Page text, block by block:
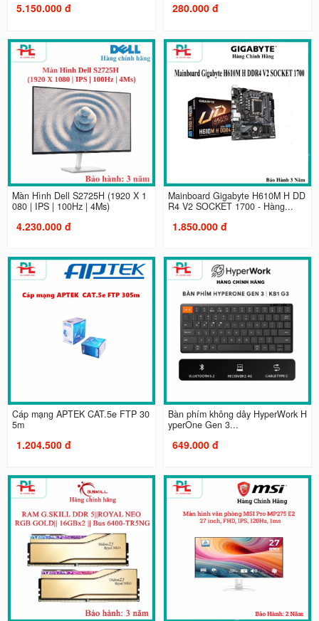
5.150.000 đ 280.000 đ
Màn Hình Dell S2725H (1920 X 1
080 | IPS | 100Hz | 4Ms)
4.230.000 đ
Mainboard Gigabyte H610M H DD
R4 V2 SOCKET 1700 - Hàng...
1.850.000 đ
Cáp mạng APTEK CAT.5e FTP 30
5m
1.204.500 đ
Bàn phím không dây HyperWork H
yperOne Gen 3...
649.000 đ